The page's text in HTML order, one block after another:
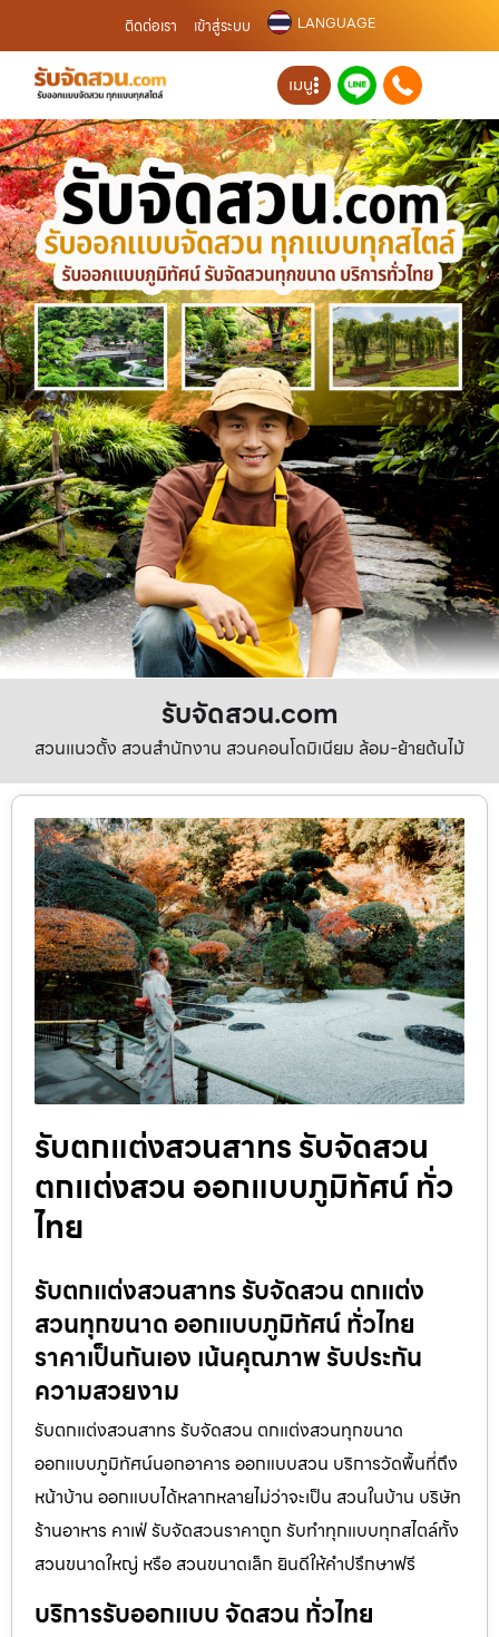
ติดต่อเรา เข้าสู่ระบบ LANGUAGE
เมนู
รับจัดสวน.com
สวนแนวตั้ง สวนสำนักงาน สวนคอนโดมิเนียม ล้อม-ย้ายต้นไม้
รับตกแต่งสวนสาทร รับจัดสวน
ตกแต่งสวน ออกแบบภูมิทัศน์ ทั่ว
ไทย
รับตกแต่งสวนสาทร รับจัดสวน ตกแต่ง
สวนทุกขนาด ออกแบบภูมิทัศน์ ทั่วไทย
ราคาเป็นกันเอง เน้นคุณภาพ รับประกัน
ความสวยงาม
รับตกแต่งสวนสาทร รับจัดสวน ตกแต่งสวนทุกขนาด
ออกแบบภูมิทัศน์นอกอาคาร ออกแบบสวน บริการวัดพื้นที่ถึง
หน้าบ้าน ออกแบบได้หลากหลายไม่ว่าจะเป็น สวนในบ้าน บริษัท
ร้านอาหาร คาเฟ่ รับจัดสวนราคาถูก รับทำทุกแบบทุกสไตล์ทั้ง
สวนขนาดใหญ่ หรือ สวนขนาดเล็ก ยินดีให้คำปรึกษาฟรี
บริการรับออกแบบ จัดสวน ทั่วไทย